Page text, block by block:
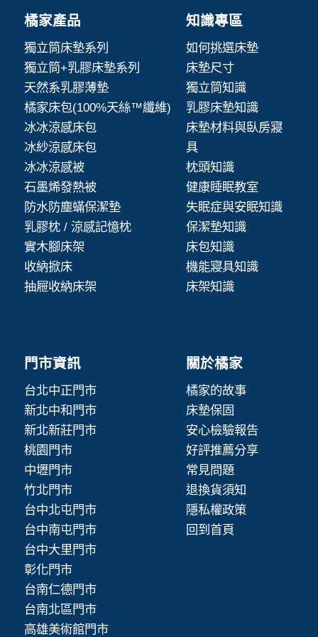
橘家產品
獨立筒床墊系列
獨立筒+乳膠床墊系列
天然系乳膠薄墊
橘家床包(100%天絲™纖維)
冰冰涼感床包
冰紗涼感床包
冰冰涼感被
石墨烯發熱被
防水防塵蟎保潔墊
乳膠枕 / 涼感記憶枕
實木腳床架
收納掀床
抽屜收納床架
知識專區
如何挑選床墊
床墊尺寸
獨立筒知識
乳膠床墊知識
床墊材料與臥房寢
具
枕頭知識
健康睡眠教室
失眠症與安眠知識
保潔墊知識
床包知識
機能寢具知識
床架知識
門市資訊
台北中正門市
新北中和門市
新北新莊門市
桃園門市
中壢門市
竹北門市
台中北屯門市
台中南屯門市
台中大里門市
彰化門市
台南仁德門市
台南北區門市
高雄美術館門市
關於橘家
橘家的故事
床墊保固
安心檢驗報告
好評推薦分享
常見問題
退換貨須知
隱私權政策
回到首頁